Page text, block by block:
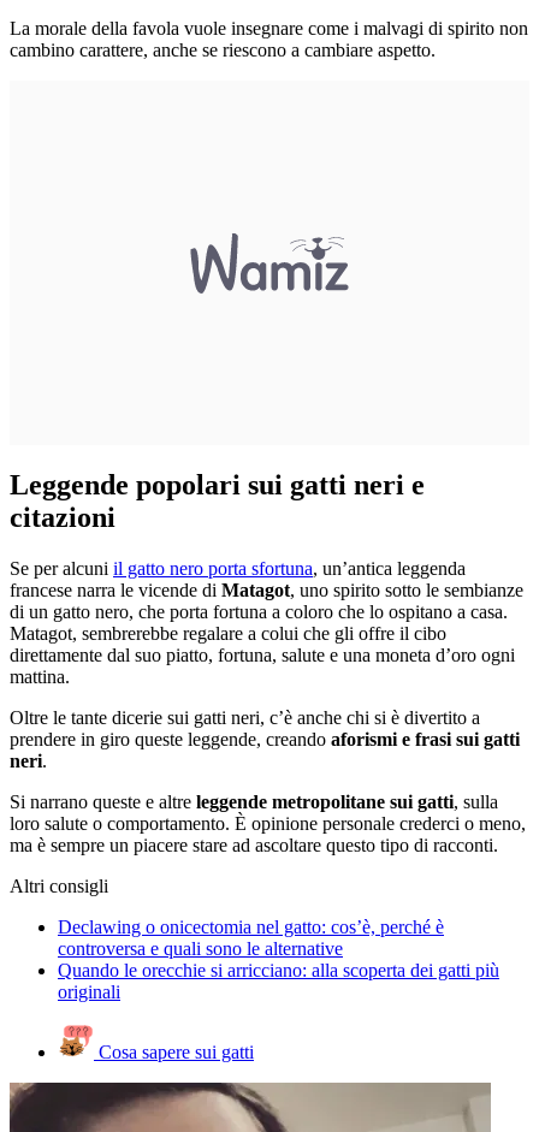
La morale della favola vuole insegnare come i malvagi di spirito non
cambino carattere, anche se riescono a cambiare aspetto.
Leggende popolari sui gatti neri e
citazioni
Se per alcuni il gatto nero porta sfortuna, un’antica leggenda
francese narra le vicende di Matagot, uno spirito sotto le sembianze
di un gatto nero, che porta fortuna a coloro che lo ospitano a casa.
Matagot, sembrerebbe regalare a colui che gli offre il cibo
direttamente dal suo piatto, fortuna, salute e una moneta d’oro ogni
mattina.
Oltre le tante dicerie sui gatti neri, c’è anche chi si è divertito a
prendere in giro queste leggende, creando aforismi e frasi sui gatti
neri.
Si narrano queste e altre leggende metropolitane sui gatti, sulla
loro salute o comportamento. È opinione personale crederci o meno,
ma è sempre un piacere stare ad ascoltare questo tipo di racconti.
Altri consigli
Declawing o onicectomia nel gatto: cos’è, perché è
controversa e quali sono le alternative
Quando le orecchie si arricciano: alla scoperta dei gatti più
originali
Cosa sapere sui gatti